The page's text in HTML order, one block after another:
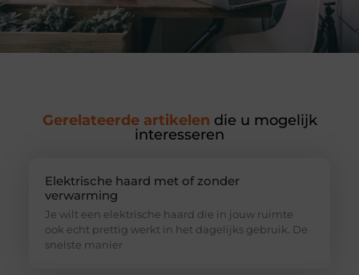
Gerelateerde artikelen die u mogelijk
interesseren
Elektrische haard met of zonder
verwarming
Je wilt een elektrische haard die in jouw ruimte
ook echt prettig werkt in het dagelijks gebruik. De
snelste manier